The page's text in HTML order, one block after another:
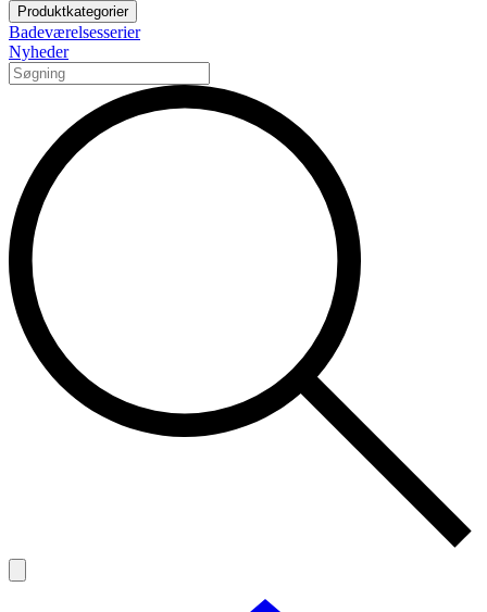
Produktkategorier
Badeværelsesserier
Nyheder